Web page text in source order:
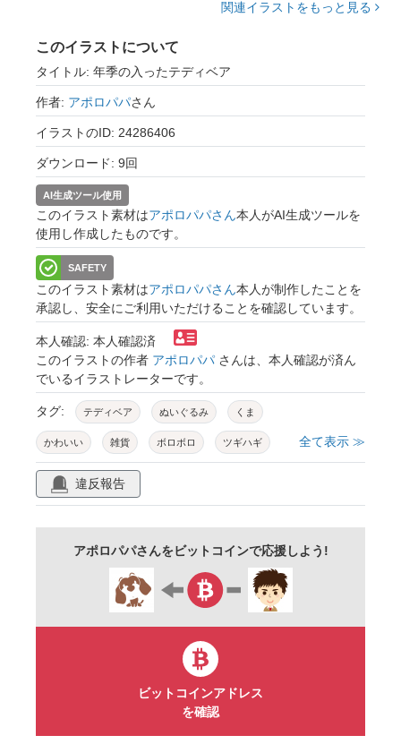
関連イラストをもっと見る
このイラストについて
タイトル: 年季の入ったテディベア
作者: アポロパパさん
イラストのID: 24286406
ダウンロード: 9回
AI生成ツール使用
このイラスト素材はアポロパパさん本人がAI生成ツールを
使用し作成したものです。
SAFETY
このイラスト素材はアポロパパさん本人が制作したことを
承認し、安全にご利用いただけることを確認しています。
本人確認: 本人確認済
このイラストの作者 アポロパパ さんは、本人確認が済ん
でいるイラストレーターです。
タグ: テディベア ぬいぐるみ くま
かわいい 雑貨 ボロボロ ツギハギ
シミ 修繕 ai生成ツール使用素材
全て表示 ≫
違反報告
アポロパパさんをビットコインで応援しよう!
ビットコインアドレス
を確認